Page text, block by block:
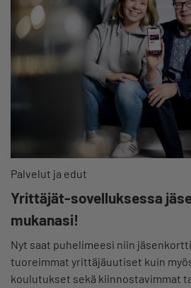
Palvelut ja edut
Yrittäjät-sovelluksessa
mukanasi!
Nyt saat puhelimeesi niin
tuoreimmat yrittäjäuutiset kuin
koulutukset sekä kiinnostavimmat